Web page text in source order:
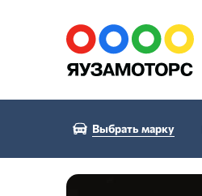
Выбрать марку